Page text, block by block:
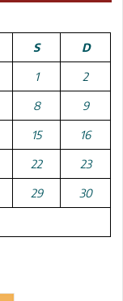
S D
1 2
8 9
15 16
22 23
29 30